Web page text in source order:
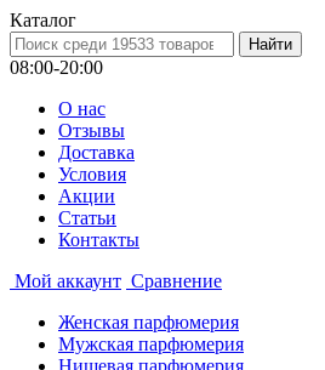
Каталог
08:00-20:00
О нас
Отзывы
Доставка
Условия
Aкции
Статьи
Контакты
Мой аккаунт Сравнение
Женская парфюмерия
Мужская парфюмерия
Нишевая парфюмерия